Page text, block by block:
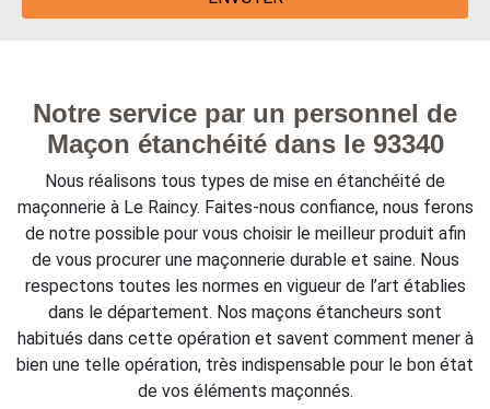
Notre service par un personnel de
Maçon étanchéité dans le 93340
Nous réalisons tous types de mise en étanchéité de
maçonnerie à Le Raincy. Faites-nous confiance, nous ferons
de notre possible pour vous choisir le meilleur produit afin
de vous procurer une maçonnerie durable et saine. Nous
respectons toutes les normes en vigueur de l’art établies
dans le département. Nos maçons étancheurs sont
habitués dans cette opération et savent comment mener à
bien une telle opération, très indispensable pour le bon état
de vos éléments maçonnés.